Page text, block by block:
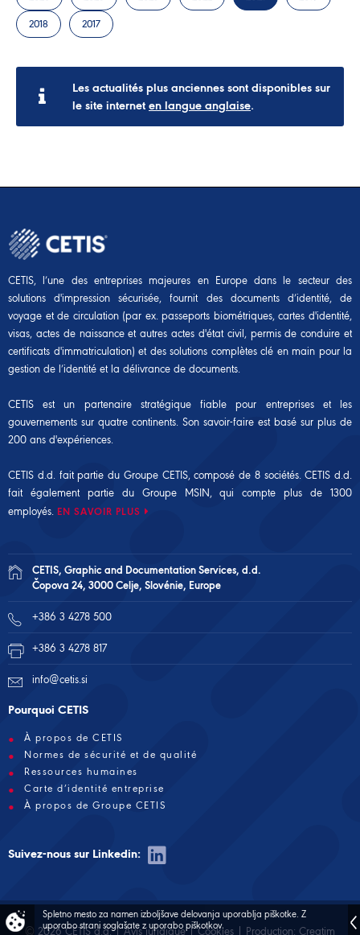
2018 2017
Les actualités plus anciennes sont disponibles sur
le site internet en langue anglaise.
CETIS, l’une des entreprises majeures en Europe dans le secteur des
solutions d'impression sécurisée, fournit des documents d’identité, de
voyage et de circulation (par ex. passeports biométriques, cartes d'identité,
visas, actes de naissance et autres actes d'état civil, permis de conduire et
certificats d'immatriculation) et des solutions complètes clé en main pour la
gestion de l’identité et la délivrance de documents.
CETIS est un partenaire stratégique fiable pour entreprises et les
gouvernements sur quatre continents. Son savoir-faire est basé sur plus de
200 ans d'expériences.
CETIS d.d. fait partie du Groupe CETIS, composé de 8 sociétés. CETIS d.d.
fait également partie du Groupe MSIN, qui compte plus de 1300
employés. EN SAVOIR PLUS
CETIS, Graphic and Documentation Services, d.d.
Čopova 24, 3000 Celje, Slovénie, Europe
+386 3 4278 500
+386 3 4278 817
info@cetis.si
Pourquoi CETIS
À propos de CETIS
Normes de sécurité et de qualité
Ressources humaines
Carte d’identité entreprise
À propos de Groupe CETIS
Suivez-nous sur Linkedin:
© 2026 CETIS d.d. |Avis juridique|Cookies | Production: Creatim
Spletno mesto za namen izboljšave delovanja uporablja piškotke. Z
uporabo strani soglašate z uporabo piškotkov.